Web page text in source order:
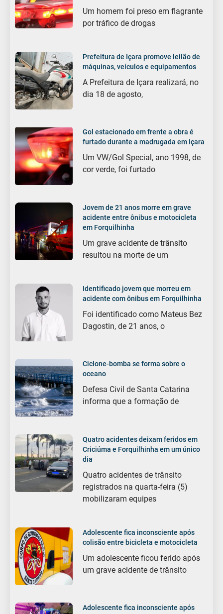
Um homem foi preso em flagrante
por tráfico de drogas
Prefeitura de Içara promove leilão de
máquinas, veículos e equipamentos
A Prefeitura de Içara realizará, no
dia 18 de agosto,
Gol estacionado em frente a obra é
furtado durante a madrugada em Içara
Um VW/Gol Special, ano 1998, de
cor verde, foi furtado
Jovem de 21 anos morre em grave
acidente entre ônibus e motocicleta
em Forquilhinha
Um grave acidente de trânsito
resultou na morte de um
Identificado jovem que morreu em
acidente com ônibus em Forquilhinha
Foi identificado como Mateus Bez
Dagostin, de 21 anos, o
Ciclone-bomba se forma sobre o
oceano
Defesa Civil de Santa Catarina
informa que a formação de
Quatro acidentes deixam feridos em
Criciúma e Forquilhinha em um único
dia
Quatro acidentes de trânsito
registrados na quarta-feira (5)
mobilizaram equipes
Adolescente fica inconsciente após
colisão entre bicicleta e motocicleta
Um adolescente ficou ferido após
um grave acidente de trânsito
Adolescente fica inconsciente após